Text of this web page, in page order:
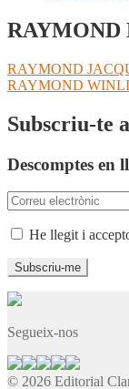
RAYMOND
Navegació
d'entrades
Entrada
anterior:
RAYMOND
Pròxima
RAYMOND
Subscriu-te
Descomptes en
He llegit i
Segueix-nos
© 2026 Editorial